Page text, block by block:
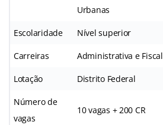
Urbanas
Escolaridade Nível superior
Carreiras Administrativa e Fiscal
Lotação Distrito Federal
Número de
vagas
10 vagas + 200 CR